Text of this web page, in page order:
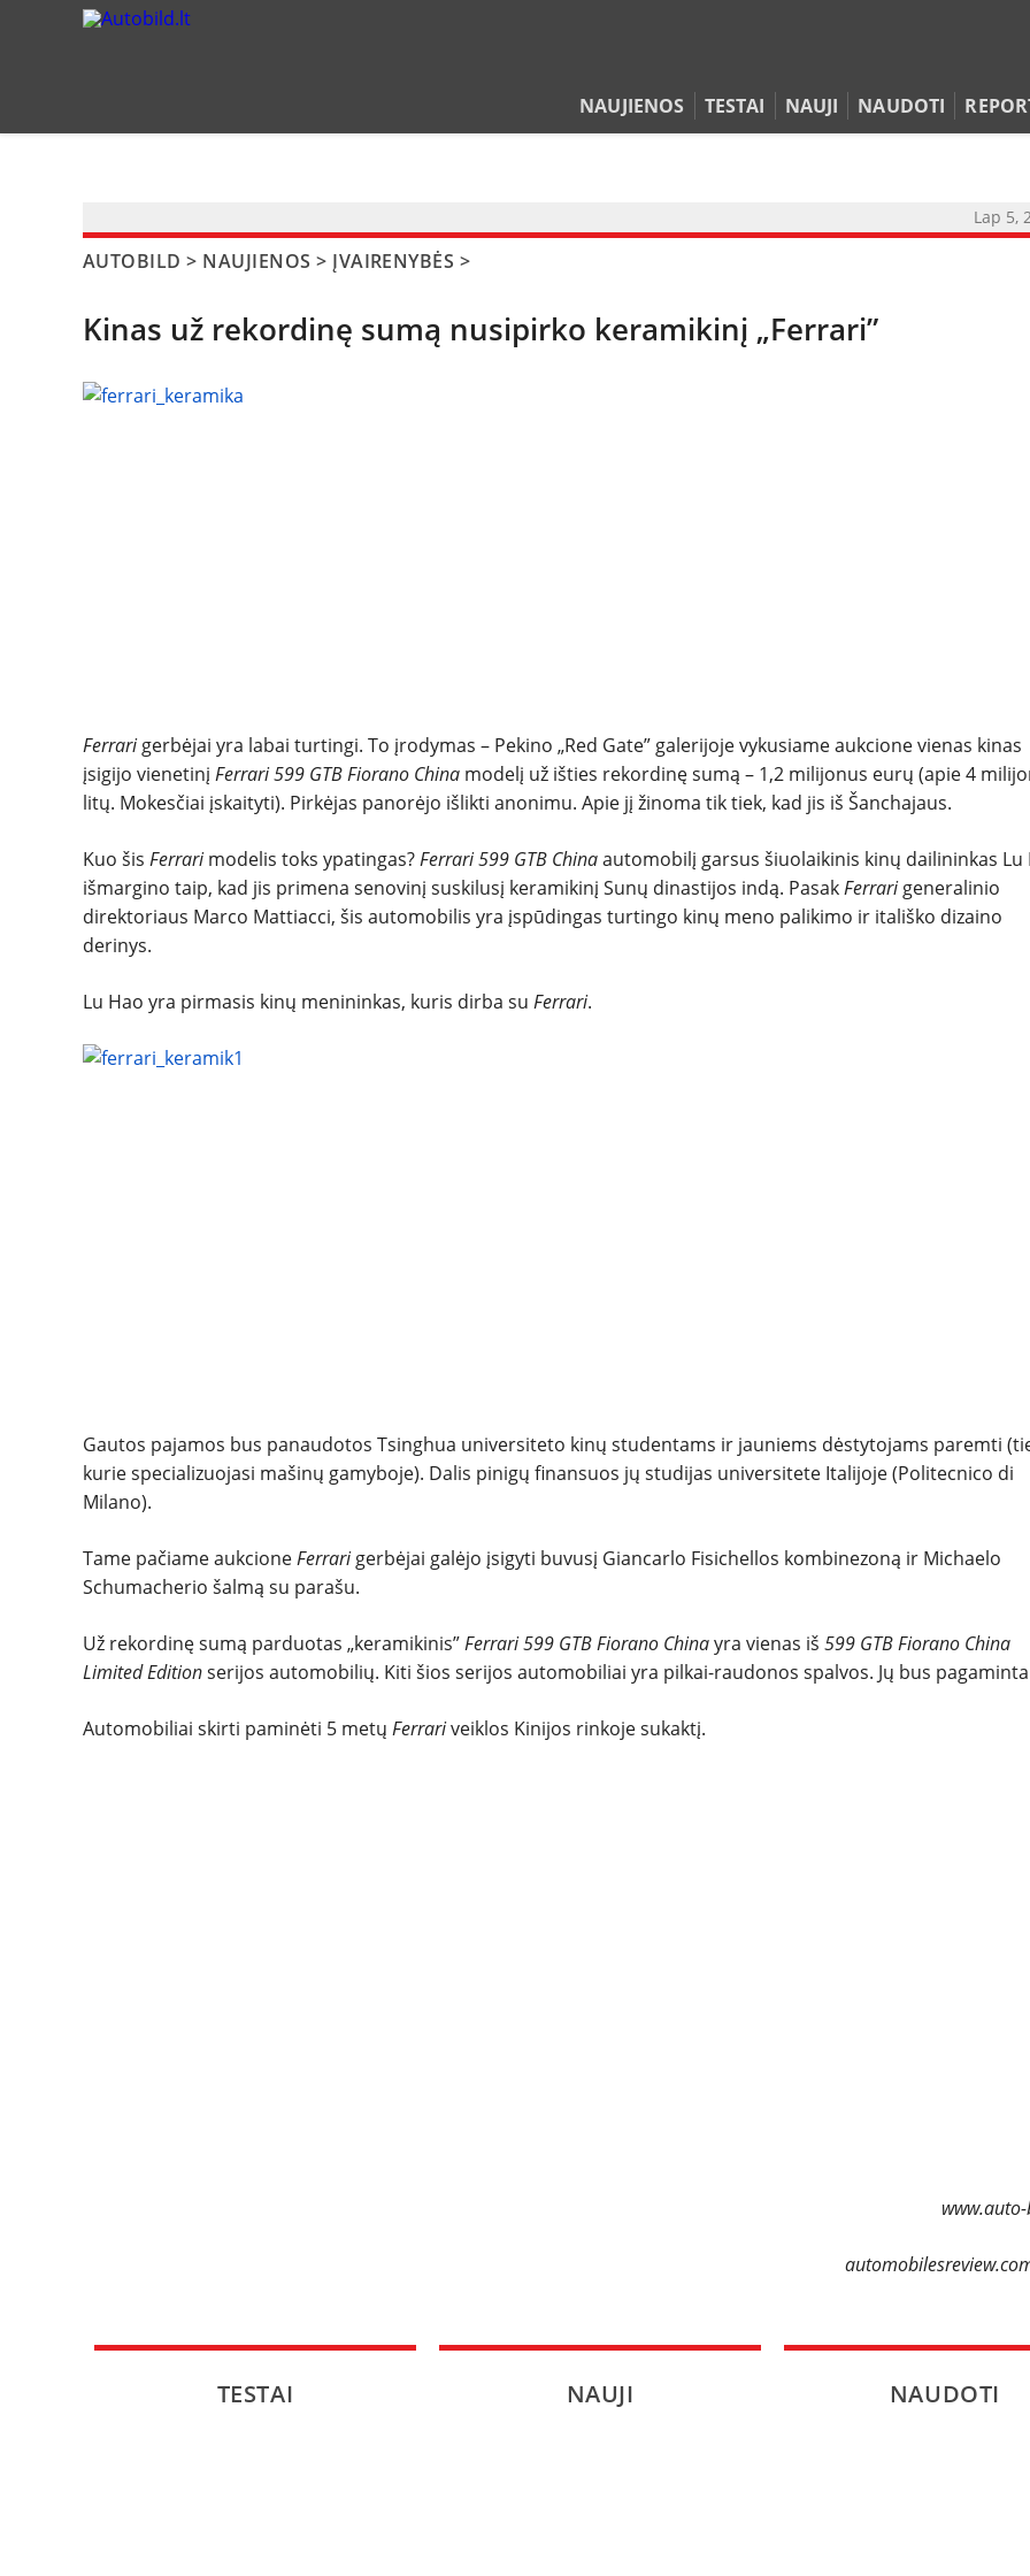
NAUJIENOS TESTAI NAUJI NAUDOTI
PATARIMAI
ĮVAIRENYBĖS
Lap 5,
AUTOBILD > NAUJIENOS > ĮVAIRENYBĖS >
Kinas už rekordinę sumą nusipirko keramikinį „Ferrari”
Ferrarigerbėjai yra labai turtingi. To įrodymas – Pekino „Red Gate” galerijoje vykusiame aukcione vienas kinas
įsigijo vienetinį Ferrari 599 GTB Fiorano China modelį už išties rekordinę sumą – 1,2 milijonus eurų (apie 4
litų. Mokesčiai įskaityti). Pirkėjas panorėjo išlikti anonimu. Apie jį žinoma tik tiek, kad jis iš Šanchajaus.
Kuo šis Ferrarimodelis toks ypatingas?Ferrari 599 GTB Chinaautomobilį garsus šiuolaikinis kinų dailininkas Lu
išmargino taip, kad jis primena senovinį suskilusį keramikinį Sunų dinastijos indą. PasakFerrarigeneralinio
direktoriaus Marco Mattiacci, šis automobilis yra įspūdingas turtingo kinų meno palikimo ir itališko dizaino
derinys.
Lu Hao yra pirmasis kinų menininkas, kuris dirba su Ferrari.
Gautos pajamos bus panaudotos Tsinghua universiteto kinų studentams ir jauniems dėstytojams paremti
kurie specializuojasi mašinų gamyboje). Dalis pinigų finansuos jų studijas universitete Italijoje (Politecnico di
Milano).
Tame pačiame aukcioneFerrarigerbėjai galėjo įsigyti buvusį Giancarlo Fisichellos kombinezoną ir Michaelo
Schumacherio šalmą su parašu.
Už rekordinę sumą parduotas „keramikinis”Ferrari 599 GTB Fiorano Chinayra vienas iš 599 GTB Fiorano China
Limited Editionserijos automobilių. Kiti šios serijos automobiliai yra pilkai-raudonos spalvos. Jų bus
Automobiliai skirti paminėti 5 metų Ferrariveiklos Kinijos rinkoje sukaktį.
TESTAI NAUJI NAUDOTI